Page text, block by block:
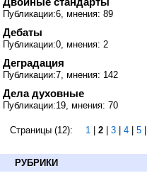
Публикации:6, мнения: 89
Дебаты
Публикации:0, мнения: 2
Деградация
Публикации:7, мнения: 142
Дела духовные
Публикации:19, мнения: 70
Страницы (12): 1 2 3 4 5
РУБРИКИ